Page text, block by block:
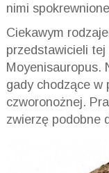
nimi
Ciekawym
przedstawicieli
Moyenisauropus.
gady chodzące w
czworonożnej.
zwierzę podobne